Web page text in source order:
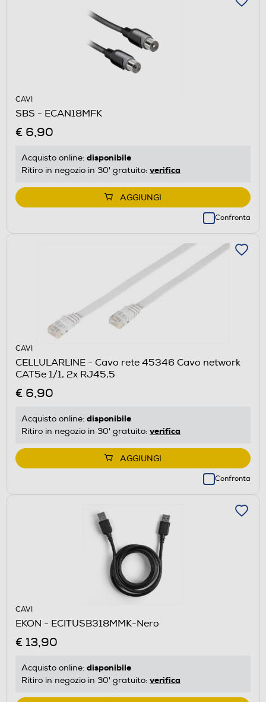
CAVI
SBS - ECAN18MFK
€ 6,90
Acquisto online: disponibile
Ritiro in negozio in 30' gratuito: verifica
AGGIUNGI
Confronta
CAVI
CELLULARLINE - Cavo rete 45346 Cavo network
CAT5e 1/1, 2x RJ45,5
€ 6,90
Acquisto online: disponibile
Ritiro in negozio in 30' gratuito: verifica
AGGIUNGI
Confronta
CAVI
EKON - ECITUSB318MMK-Nero
€ 13,90
Acquisto online: disponibile
Ritiro in negozio in 30' gratuito: verifica